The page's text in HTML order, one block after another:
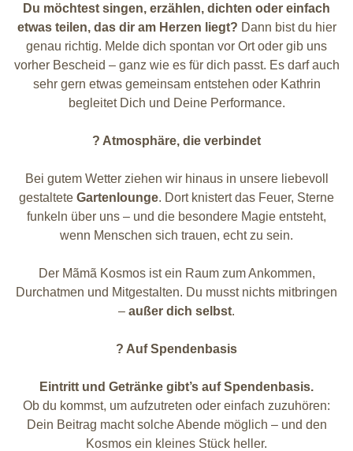
Du möchtest singen, erzählen, dichten oder einfach
etwas teilen, das dir am Herzen liegt? Dann bist du hier
genau richtig. Melde dich spontan vor Ort oder gib uns
vorher Bescheid – ganz wie es für dich passt. Es darf auch
sehr gern etwas gemeinsam entstehen oder Kathrin
begleitet Dich und Deine Performance.
? Atmosphäre, die verbindet
Bei gutem Wetter ziehen wir hinaus in unsere liebevoll
gestaltete Gartenlounge. Dort knistert das Feuer, Sterne
funkeln über uns – und die besondere Magie entsteht,
wenn Menschen sich trauen, echt zu sein.
Der Mãmã Kosmos ist ein Raum zum Ankommen,
Durchatmen und Mitgestalten. Du musst nichts mitbringen
– außer dich selbst.
? Auf Spendenbasis
Eintritt und Getränke gibt’s auf Spendenbasis.
Ob du kommst, um aufzutreten oder einfach zuzuhören:
Dein Beitrag macht solche Abende möglich – und den
Kosmos ein kleines Stück heller.